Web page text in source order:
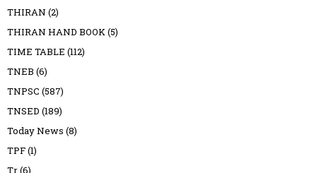
THIRAN (2)
THIRAN HAND BOOK(5)
TIME TABLE (112)
TNEB (6)
TNPSC (587)
TNSED (189)
Today News (8)
TPF(1)